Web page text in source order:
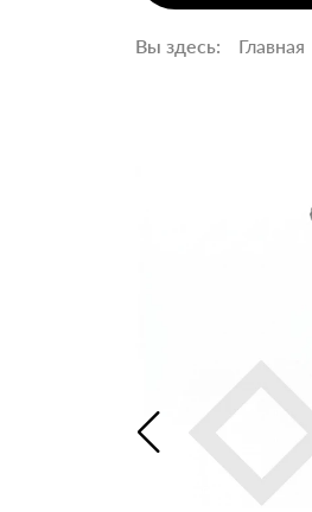
Вы здесь: Главная